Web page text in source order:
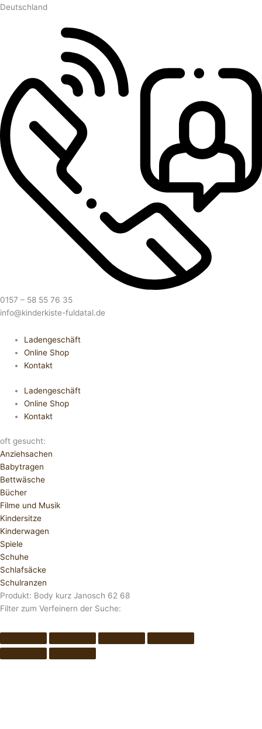
Deutschland
0157 – 58 55 76 35
info@kinderkiste-fuldatal.de
Ladengeschäft
Online Shop
Kontakt
Ladengeschäft
Online Shop
Kontakt
oft gesucht:
Anziehsachen
Babytragen
Bettwäsche
Bücher
Filme und Musik
Kindersitze
Kinderwagen
Spiele
Schuhe
Schlafsäcke
Schulranzen
Produkt: Body kurz Janosch 62 68
Filter zum Verfeinern der Suche: